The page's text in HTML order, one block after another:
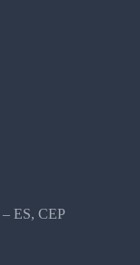
ES, CEP